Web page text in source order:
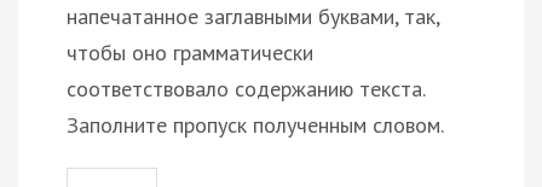
напечатанное заглавными буквами, так,
чтобы оно грамматически
соответствовало содержанию текста.
Заполните пропуск полученным словом.